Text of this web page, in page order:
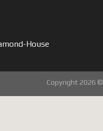
House
Copyright 2026 ©